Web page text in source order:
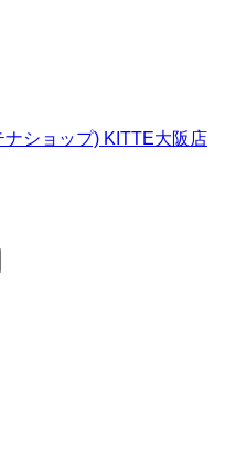
ショップ) KITTE大阪店